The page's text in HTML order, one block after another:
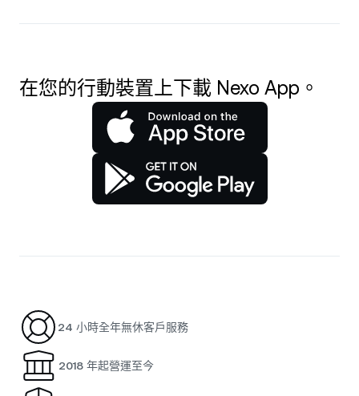
在您的行動裝置上下載 Nexo App。
24 小時全年無休客戶服務
2018 年起營運至今